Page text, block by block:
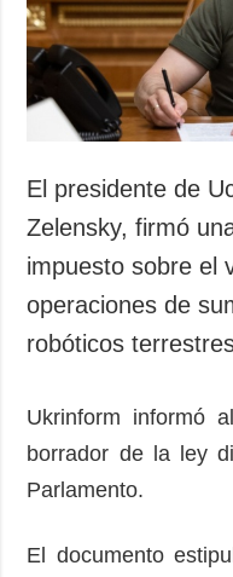
Deportes
Crimen
Desastres y
emergencias
ADICIONAL
Podcasts
Publicaciones
Entrevistas
Fotos
Releases
El presidente de
Zelensky, firmó
impuesto sobre el
operaciones de
robóticos
Ukrinform informó
borrador de la ley
Parlamento.
El documento